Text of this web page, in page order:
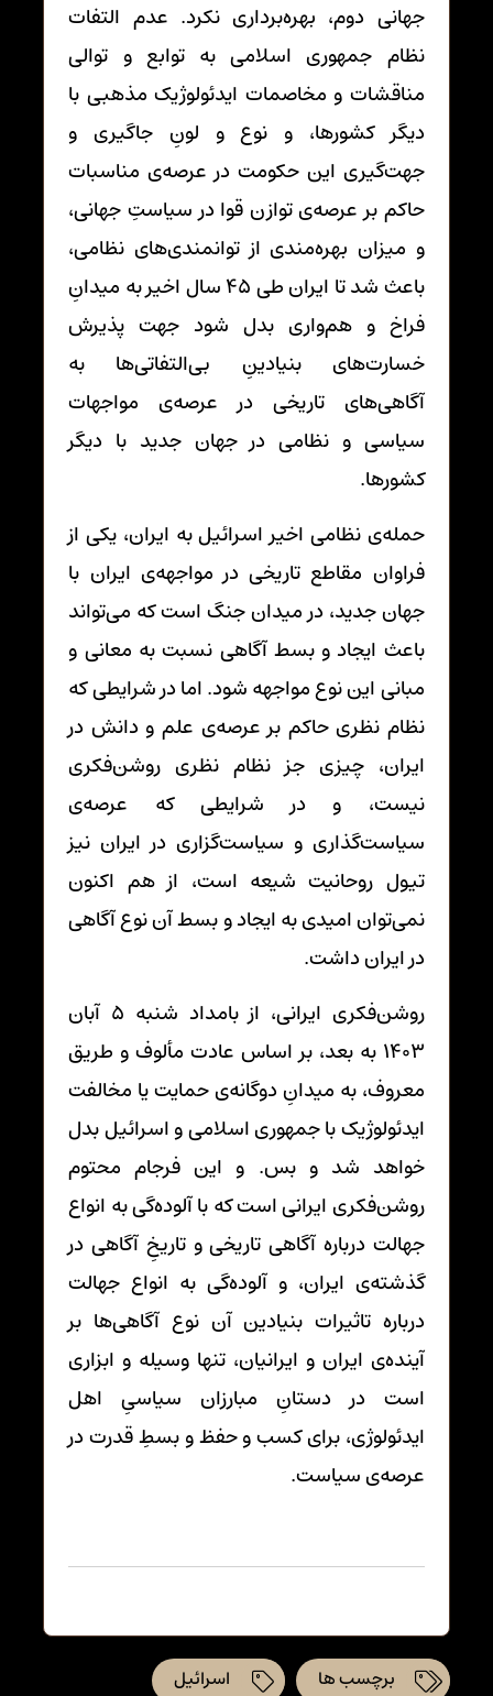
جهانی دوم، بهره‌برداری نکرد. عدم التفات
نظام جمهوری اسلامی به توابع و توالی
مناقشات و مخاصمات ایدئولوژیک مذهبی با
دیگر کشورها، و نوع و لونِ جاگیری و
جهت‌گیری این حکومت در عرصه‌ی مناسبات
حاکم بر عرصه‌ی توازن قوا در سیاستِ جهانی،
و میزان بهره‌مندی از توانمندی‌های نظامی،
باعث شد تا ایران طی 45 سال اخیر به میدانِ
فراخ و هم‌واری بدل شود جهت پذیرش
خسارت‌های بنیادینِ بی‌التفاتی‌ها به
آگاهی‌های تاریخی در عرصه‌ی مواجهات
سیاسی و نظامی در جهان جدید با دیگر
کشورها.
حمله‌ی نظامی اخیر اسرائیل به ایران، یکی از
فراوان مقاطع تاریخی در مواجهه‌ی ایران با
جهان جدید، در میدان جنگ است که می‌تواند
باعث ایجاد و بسط آگاهی نسبت به معانی و
مبانی این نوع مواجهه شود. اما در شرایطی که
نظام نظری حاکم بر عرصه‌ی علم و دانش در
ایران، چیزی جز نظام نظری روشن‌فکری
نیست، و در شرایطی که عرصه‌ی
سیاست‌گذاری و سیاست‌گزاری در ایران نیز
تیول روحانیت شیعه است، از هم اکنون
نمی‌توان امیدی به ایجاد و بسط آن نوع آگاهی
در ایران داشت.
روشن‌فکری ایرانی، از بامداد شنبه 5 آبان
1403 به بعد، بر اساس عادت مألوف و طریق
معروف، به میدانِ دوگانه‌ی حمایت یا مخالفت
ایدئولوژیک با جمهوری اسلامی و اسرائیل بدل
خواهد شد و بس. و این فرجام محتوم
روشن‌فکری ایرانی است که با آلوده‌گی به انواع
جهالت درباره آگاهی تاریخی و تاریخِ آگاهی در
گذشته‌ی ایران، و آلوده‌گی به انواع جهالت
درباره تاثیرات بنیادین آن نوع آگاهی‌ها بر
آینده‌ی ایران و ایرانیان، تنها وسیله و ابزاری
است در دستانِ مبارزان سیاسیِ اهل
ایدئولوژی، برای کسب و حفظ و بسطِ قدرت در
عرصه‌ی سیاست.
برچسب ها اسرائیل